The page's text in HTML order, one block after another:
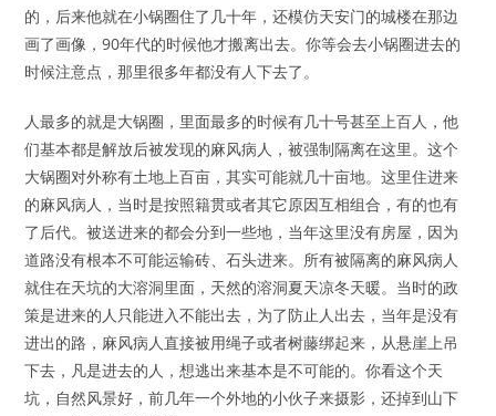
的，后来他就在小锅圈住了几十年，还模仿天安门的城楼在那边
画了画像，90年代的时候他才搬离出去。你等会去小锅圈进去的
时候注意点，那里很多年都没有人下去了。
人最多的就是大锅圈，里面最多的时候有几十号甚至上百人，他
们基本都是解放后被发现的麻风病人，被强制隔离在这里。这个
大锅圈对外称有土地上百亩，其实可能就几十亩地。这里住进来
的麻风病人，当时是按照籍贯或者其它原因互相组合，有的也有
了后代。被送进来的都会分到一些地，当年这里没有房屋，因为
道路没有根本不可能运输砖、石头进来。所有被隔离的麻风病人
就住在天坑的大溶洞里面，天然的溶洞夏天凉冬天暖。当时的政
策是进来的人只能进入不能出去，为了防止人出去，当年是没有
进出的路，麻风病人直接被用绳子或者树藤绑起来，从悬崖上吊
下去，凡是进去的人，想逃出来基本是不可能的。你看这个天
坑，自然风景好，前几年一个外地的小伙子来摄影，还掉到山下